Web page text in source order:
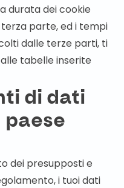
durata dei cookie
terza parte, ed i tempi
dalle terze parti, ti
tabelle inserite
di dati
dei presupposti e
i tuoi dati